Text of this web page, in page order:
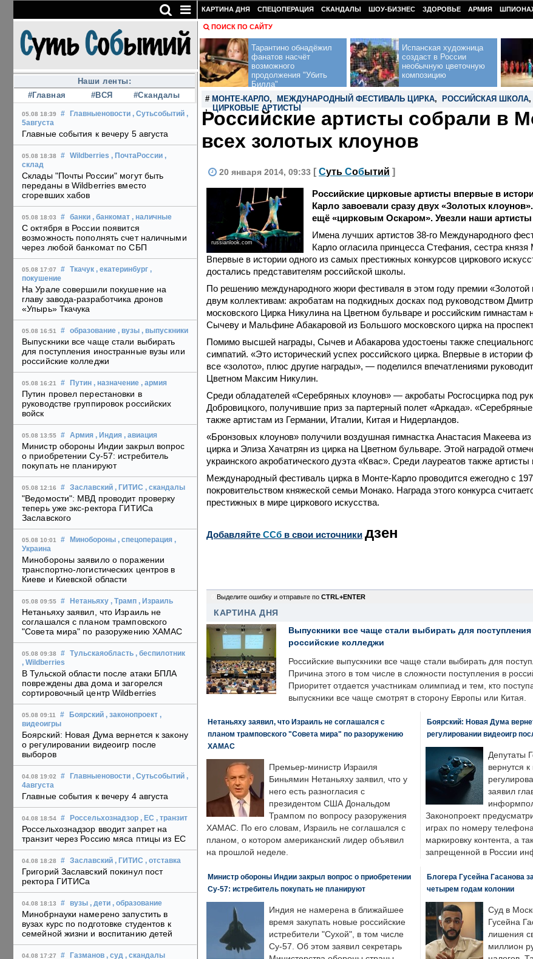
Наши ленты:
#Главная
#ВСЯ #Скандалы
05.08 18:39 # Главныеновости , Сутьсобытий ,
5августа
Главные события к вечеру 5 августа
05.08 18:38 # Wildberries , ПочтаРоссии ,
склад
Склады "Почты России" могут быть
переданы в Wildberries вместо
сгоревших хабов
05.08 18:03 # банки , банкомат , наличные
С октября в России появится
возможность пополнять счет наличными
через любой банкомат по СБП
05.08 17:07 # Ткачук , екатеринбург ,
покушение
На Урале совершили покушение на
главу завода-разработчика дронов
«Упырь» Ткачука
05.08 16:51 # образование , вузы , выпускники
Выпускники все чаще стали выбирать
для поступления иностранные вузы или
российские колледжи
05.08 16:21 # Путин , назначение , армия
Путин провел перестановки в
руководстве группировок российских
войск
05.08 13:55 # Армия , Индия , авиация
Министр обороны Индии закрыл вопрос
о приобретении Су-57: истребитель
покупать не планируют
05.08 12:16 # Заславский , ГИТИС , скандалы
"Ведомости": МВД проводит проверку
теперь уже экс-ректора ГИТИСа
Заславского
05.08 10:01 # Минобороны , спецоперация ,
Украина
Минобороны заявило о поражении
транспортно-логистических центров в
Киеве и Киевской области
05.08 09:55 # Нетаньяху , Трамп , Израиль
Нетаньяху заявил, что Израиль не
соглашался с планом трамповского
"Совета мира" по разоружению ХАМАС
05.08 09:38 # Тульскаяобласть , беспилотник
, Wildberries
В Тульской области после атаки БПЛА
повреждены два дома и загорелся
сортировочный центр Wildberries
05.08 09:11 # Боярский , законопроект ,
видеоигры
Боярский: Новая Дума вернется к закону
о регулировании видеоигр после
выборов
04.08 19:02 # Главныеновости , Сутьсобытий ,
4августа
Главные события к вечеру 4 августа
04.08 18:54 # Россельхознадзор , ЕС , транзит
Россельхознадзор вводит запрет на
транзит через Россию мяса птицы из ЕС
04.08 18:28 # Заславский , ГИТИС , отставка
Григорий Заславский покинул пост
ректора ГИТИСа
04.08 18:13 # вузы , дети , образование
Минобрнауки намерено запустить в
вузах курс по подготовке студентов к
семейной жизни и воспитанию детей
04.08 17:27 # Газманов , суд , скандалы
КАРТИНА ДНЯ СПЕЦОПЕРАЦИЯ СКАНДАЛЫ ШОУ-БИЗНЕС ЗДОРОВЬЕ АРМИЯ
ПОИСК ПО САЙТУ
Тарантино обнадёжил
фанатов насчёт
возможного
продолжения "Убить
Билла"
Испанская художница
создаст в России
необычную цветочную
композицию
# МОНТЕ-КАРЛО, МЕЖДУНАРОДНЫЙ ФЕСТИВАЛЬ ЦИРКА, РОССИЙСКАЯ ШКОЛА,
,
ЦИРКОВЫЕ АРТИСТЫ
Российские артисты собрали в
всех золотых клоунов
20 января 2014, 09:33 [ Суть Событий ]
russianlook.com
Российские цирковые артисты впервые в
Карло завоевали сразу двух «Золотых
ещё «цирковым Оскаром». Увезли наши артисты
Имена лучших артистов 38-го Международного
Карло огласила принцесса Стефания, сестра
Впервые в истории одного из самых престижных конкурсов циркового
достались представителям российской школы.
По решению международного жюри фестиваля в этом году премии
двум коллективам: акробатам на подкидных досках под руководством
московского Цирка Никулина на Цветном бульваре и российским
Сычеву и Мальфине Абакаровой из Большого московского цирка на
Помимо высшей награды, Сычев и Абакарова удостоены также специального
симпатий. «Это исторический успех российского цирка. Впервые в истории
все «золото», плюс другие награды», — поделился впечатлениями
Цветном Максим Никулин.
Среди обладателей «Серебряных клоунов» — акробаты Росгосцирка под
Добровицкого, получившие приз за партерный полет «Аркада».
также артистам из Германии, Италии, Китая и Нидерландов.
«Бронзовых клоунов» получили воздушная гимнастка Анастасия Макеева
цирка и Элиза Хачатрян из цирка на Цветном бульваре. Этой наградой
украинского акробатического дуэта «Квас». Среди лауреатов также
Международный фестиваль цирка в Монте-Карло проводится ежегодно с
покровительством княжеской семьи Монако. Награда этого конкурса
престижных в мире циркового искусства.
Добавляйте CСб в свои источники дзен
Выделите ошибку и отправьте по CTRL+ENTER
КАРТИНА ДНЯ
Выпускники все чаще стали выбирать для
российские колледжи
Российские выпускники все чаще стали выбирать для
Причина этого в том числе в сложности поступления в
Приоритет отдается участникам олимпиад и тем, кто
выпускники все чаще смотрят в сторону Европы или Китая.
Нетаньяху заявил, что Израиль не соглашался с
планом трамповского "Совета мира" по разоружению
ХАМАС
Премьер-министр Израиля
Биньямин Нетаньяху заявил, что у
него есть разногласия с
президентом США Дональдом
Трампом по вопросу разоружения
ХАМАС. По его словам, Израиль не соглашался с
планом, о котором американский лидер объявил
на прошлой неделе.
Боярский: Новая Дума
регулировании видеоигр
Депутаты
вернутся
заявил
Законопроект
играх по номеру
маркировку контента, а
запрещенной в России
Министр обороны Индии закрыл вопрос о приобретении
Су-57: истребитель покупать не планируют
Индия не намерена в ближайшее
время закупать новые российские
истребители "Сухой", в том числе
Су-57. Об этом заявил секретарь
Блогера Гусейна Гасанова
четырем годам колонии
Суд в
Гусейна
лишения
миллион